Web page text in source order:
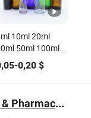
10ml 20ml
50ml 100ml
Öl
mit
-0,20$
Cangzhou Weikang Food & Pharmaceutical Package Co., Ltd